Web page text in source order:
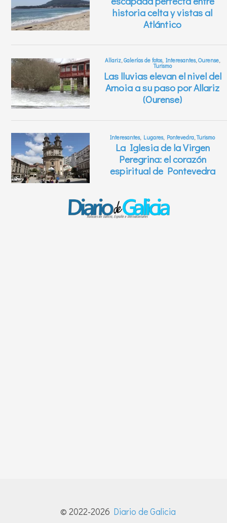
© 2022-2026 Diario de Galicia